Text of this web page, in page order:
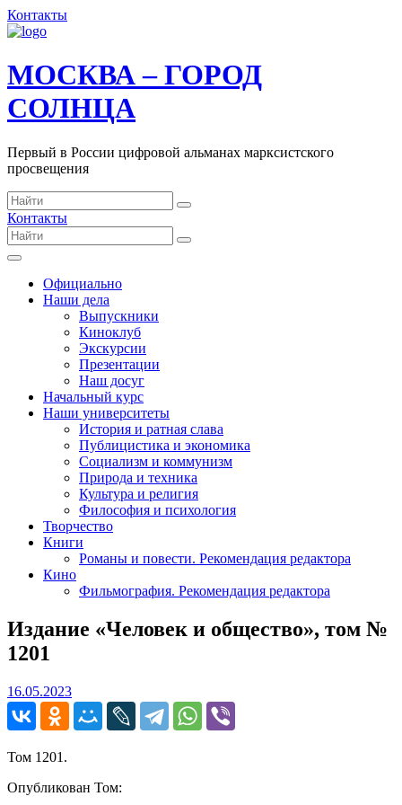
Контакты
МОСКВА – ГОРОД
СОЛНЦА
Первый в России цифровой альманах марксистского
просвещения
Контакты
Официально
Наши дела
Выпускники
Киноклуб
Экскурсии
Презентации
Наш досуг
Начальный курс
Наши университеты
История и ратная слава
Публицистика и экономика
Социализм и коммунизм
Природа и техника
Культура и религия
Философия и психология
Творчество
Книги
Романы и повести. Рекомендация редактора
Кино
Фильмография. Рекомендация редактора
Издание «Человек и общество», том №
1201
16.05.202316.05.2023
Том 1201.
Опубликован Том: